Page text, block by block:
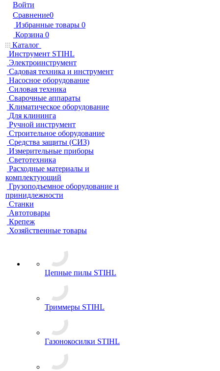
Войти
Сравнение0
Избранные товары 0
Корзина 0
Каталог
Инструмент STIHL
Электроинструмент
Садовая техника и инструмент
Насосное оборудование
Силовая техника
Сварочные аппараты
Климатическое оборудование
Для клининга
Ручной инструмент
Строительное оборудование
Средства защиты (СИЗ)
Измерительные приборы
Светотехника
Расходные материалы и
комплектующий
Грузоподъемное оборудование и
принидлежности
Станки
Автотовары
Крепеж
Хозяйственные товары
Цепные пилы STIHL
Триммеры STIHL
Газонокосилки STIHL